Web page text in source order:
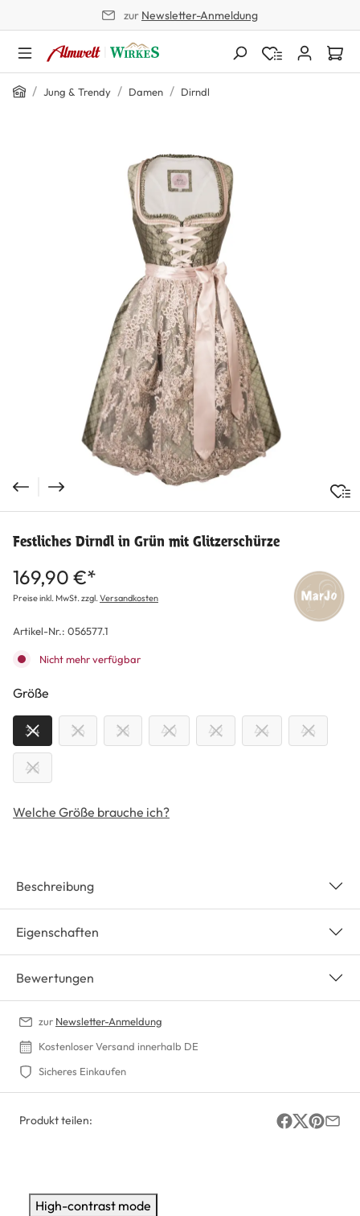
zur Newsletter-Anmeldung
Home
/ Jung & Trendy / Damen / Dirndl
Festliches Dirndl in Grün mit Glitzerschürze
169,90 €*
Preise inkl. MwSt. zzgl.Versandkosten
Artikel-Nr.: 056577.1
Nicht mehr verfügbar
Größe
34 36 38 40 42 44 46
48
Welche Größe brauche ich?
Beschreibung
Eigenschaften
Bewertungen
zur Newsletter-Anmeldung
Kostenloser Versand innerhalb DE
Sicheres Einkaufen
Produkt teilen:
High-contrast mode